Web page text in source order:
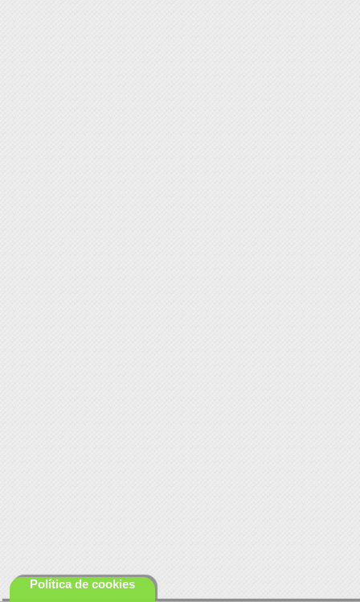
Política de cookies